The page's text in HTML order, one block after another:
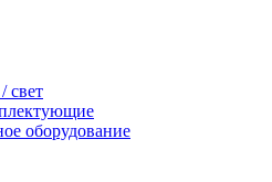
свет
оборудование